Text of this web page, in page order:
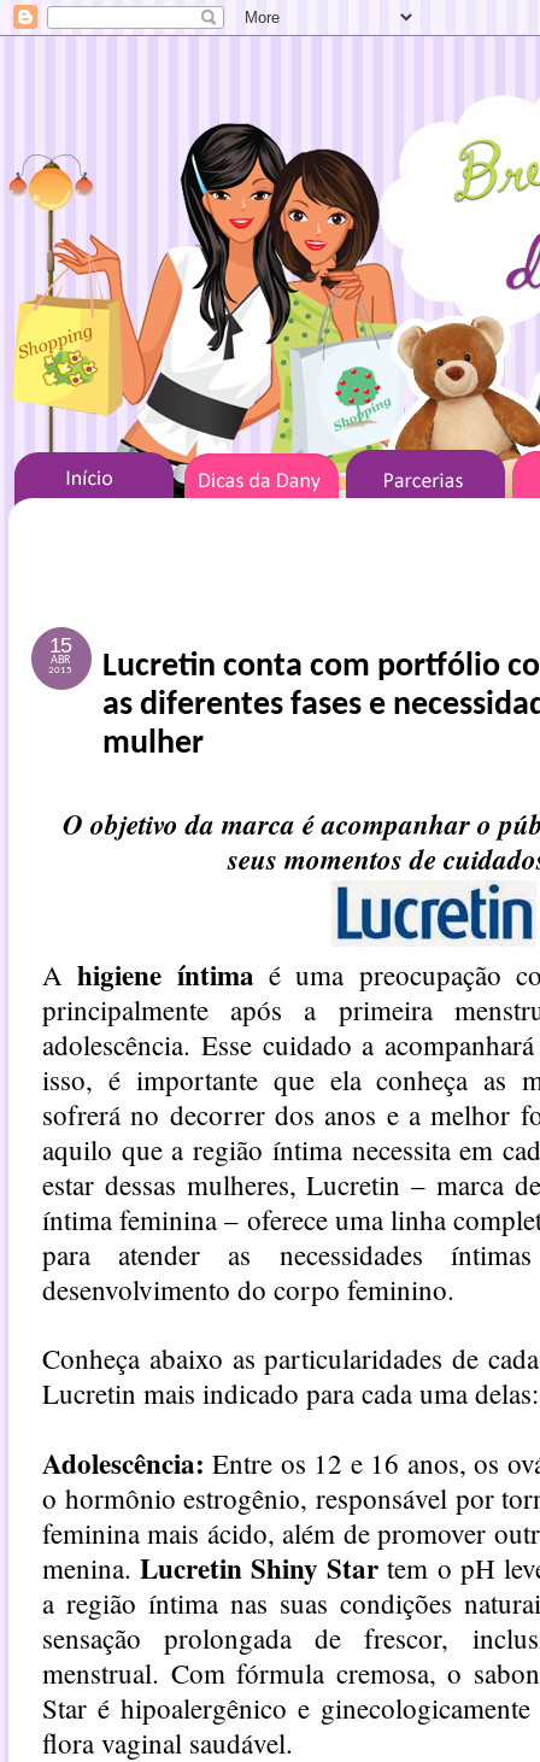
15
ABR
2015
Lucretin conta com portfólio
as diferentes fases e
mulher
O objetivo da marca é acompanhar o
seus momentos de
A higiene íntima é uma preocupação
principalmente após a primeira
adolescência. Esse cuidado a
isso, é importante que ela conheça as
sofrerá no decorrer dos anos e a melhor
aquilo que a região íntima necessita em
estar dessas mulheres, Lucretin – marca
íntima feminina – oferece uma linha
para atender as necessidades
desenvolvimento do corpo feminino.
Conheça abaixo as particularidades de
Lucretin mais indicado para cada uma delas:
Adolescência: Entre os 12 e 16 anos, os
o hormônio estrogênio, responsável por
feminina mais ácido, além de promover
menina.Lucretin Shiny Star tem o pH
a região íntima nas suas condições
sensação prolongada de frescor,
menstrual. Com fórmula cremosa, o
Star é hipoalergênico e
flora vaginal saudável.